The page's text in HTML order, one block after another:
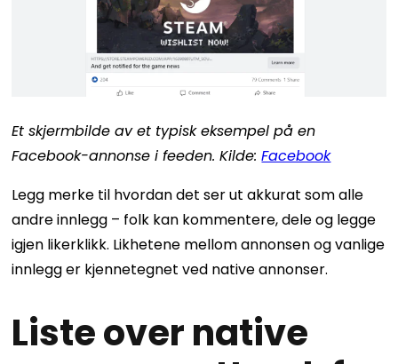
Et skjermbilde av et typisk eksempel på en
Facebook-annonse i feeden. Kilde:Facebook
Legg merke til hvordan det ser ut akkurat som alle
andre innlegg – folk kan kommentere, dele og legge
igjen likerklikk. Likhetene mellom annonsen og vanlige
innlegg er kjennetegnet ved native annonser.
Liste over native